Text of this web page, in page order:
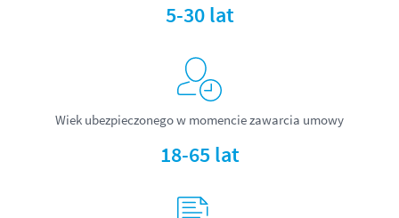
5-30 lat
Wiek ubezpieczonego w momencie zawarcia umowy
18-65 lat